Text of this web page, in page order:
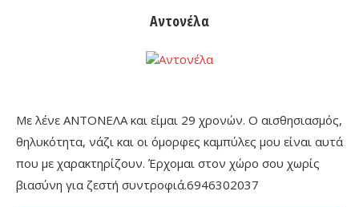
Αντονέλα
Με λένε ΑΝΤΟΝΕΛΑ και είμαι 29 χρονών. Ο αισθησιασμός,
θηλυκότητα, νάζι και οι όμορφες καμπύλες μου είναι αυτά
που με χαρακτηρίζουν. Έρχομαι στον χώρο σου χωρίς
βιασύνη για ζεστή συντροφιά.6946302037